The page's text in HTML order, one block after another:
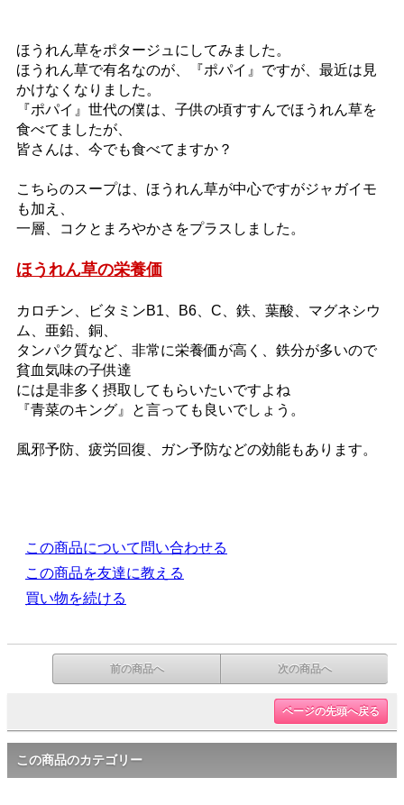
ほうれん草をポタージュにしてみました。
ほうれん草で有名なのが、『ポパイ』ですが、最近は見
かけなくなりました。
『ポパイ』世代の僕は、子供の頃すすんでほうれん草を
食べてましたが、
皆さんは、今でも食べてますか？
こちらのスープは、ほうれん草が中心ですがジャガイモ
も加え、
一層、コクとまろやかさをプラスしました。
ほうれん草の栄養価
カロチン、ビタミンB1、B6、C、鉄、葉酸、マグネシウ
ム、亜鉛、銅、
タンパク質など、非常に栄養価が高く、鉄分が多いので
貧血気味の子供達
には是非多く摂取してもらいたいですよね
『青菜のキング』と言っても良いでしょう。
風邪予防、疲労回復、ガン予防などの効能もあります。
この商品について問い合わせる
この商品を友達に教える
買い物を続ける
前の商品へ 次の商品へ
ページの先頭へ戻る
この商品のカテゴリー